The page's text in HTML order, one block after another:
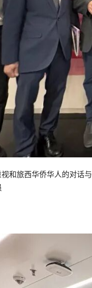
和旅西华侨华人的对话